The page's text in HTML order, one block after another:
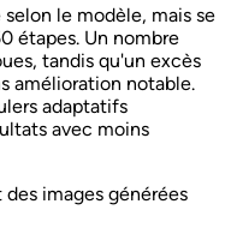
le modèle, mais se
étapes. Un nombre
tandis qu'un excès
amélioration notable.
adaptatifs
avec moins
images générées